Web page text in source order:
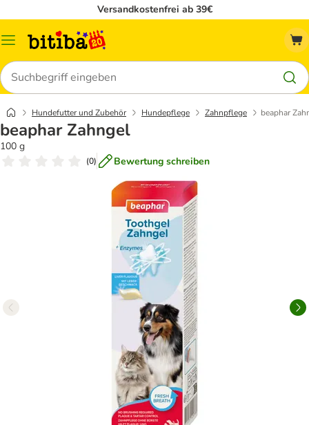
Versandkostenfrei ab 39€
Menü
Suchen
Hundefutter und Zubehör Hundepflege Zahnpflege beaphar
beaphar Zahngel
100 g
(0) Bewertung schreiben